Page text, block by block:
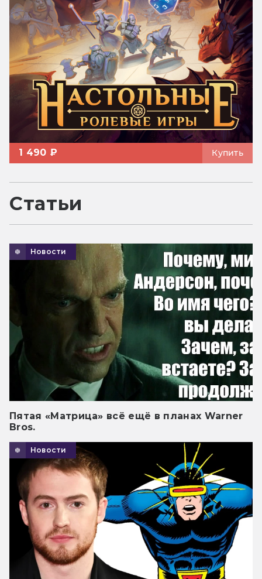
1 490 ₽ Купить
Статьи
Новости
Пятая «Матрица» всё ещё в планах Warner
Bros.
Новости